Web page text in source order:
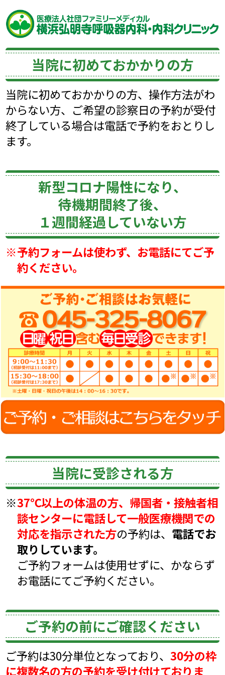
当院に初めておかかりの方
当院に初めておかかりの方、操作方法がわ
からない方、ご希望の診察日の予約が受付
終了している場合は電話で予約をおとりし
ます。
新型コロナ陽性になり、
待機期間終了後、
１週間経過していない方
※予約フォームは使わず、お電話にてご予
約ください。
当院に受診される方
※37℃以上の体温の方、帰国者・接触者相
談センターに電話して一般医療機関での
対応を指示された方の予約は、 電話でお
取りしています。
ご予約フォームは使用せずに、かならず
お電話にてご予約ください。
ご予約の前にご確認ください
ご予約は30分単位となっており、30分の枠
に複数名の方の予約を受け付けておりま